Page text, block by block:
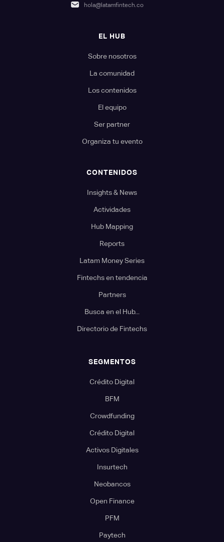
hola@latamfintech.co
EL HUB
Sobre nosotros
La comunidad
Los contenidos
El equipo
Ser partner
Organiza tu evento
CONTENIDOS
Insights & News
Actividades
Hub Mapping
Reports
Latam Money Series
Fintechs en tendencia
Partners
Busca en el Hub...
Directorio de Fintechs
SEGMENTOS
Crédito Digital
BFM
Crowdfunding
Crédito Digital
Activos Digitales
Insurtech
Neobancos
Open Finance
PFM
Paytech